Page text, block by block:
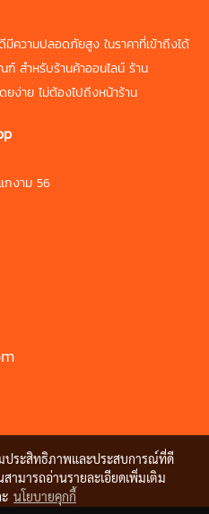
มีความปลอดภัยสูง ในราคาที่เข้าถึงได้
ฑ์ สำหรับร้านค้าออนไลน์ ร้าน
ยง่าย ไม่ต้องไปถึงหน้าร้าน
กงาม 56
มประสิทธิภาพและประสบการณ์ที่ดี
ามารถอ่านรายละเอียดเพิ่มเติม
นโยบายคุกกี้